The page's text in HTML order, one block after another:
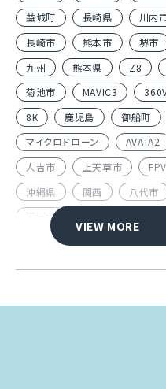
益城町
長崎県 川内
長崎市
熊本市 堺市
九州
熊本県 Z8
菊池市
MAVIC3
8K
鹿児島 御船町
マイクロドローン
AVATA2
人吉市
上天草市 FPV
沖縄県
関西 八代市
福岡県
VIEW MORE